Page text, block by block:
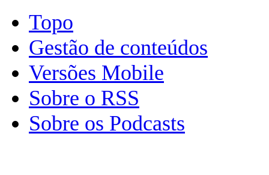
Topo
Gestão de conteúdos
Versões Mobile
Sobre o RSS
Sobre os Podcasts